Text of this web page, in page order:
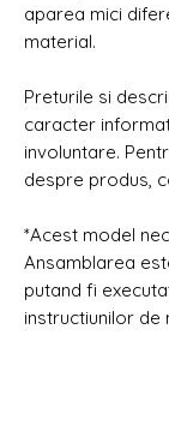
aparea mici
material.
Preturile si
caracter
involuntare.
despre produs,
*Acest model
Ansamblarea
putand fi
instructiunilor de